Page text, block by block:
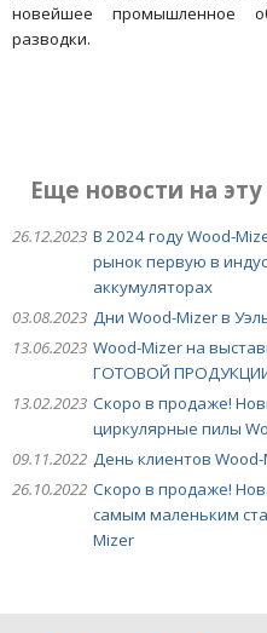
новейшее промышленное
разводки.
Еще новости на
26.12.2023 В 2024 году Wood-
рынок первую в
аккумуляторах
03.08.2023 Дни Wood-Mizer в
13.06.2023 Wood-Mizer на
ГОТОВОЙ
13.02.2023 Скоро в продаже!
циркулярные пилы
09.11.2022 День клиентов
26.10.2022 Скоро в продаже!
самым маленьким
Mizer